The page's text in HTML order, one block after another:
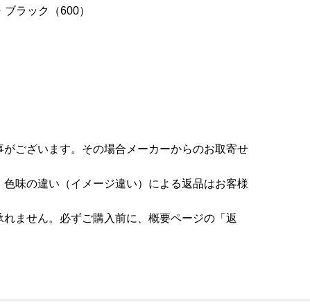
ラック（600）
ございます。その場合メーカーからのお取寄せ
味の違い（イメージ違い）による返品はお客様
ません。必ずご購入前に、概要ページの「返